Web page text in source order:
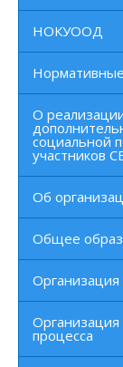
НОКУООД
О
социальной
участников
Об
Общее
Организация
Организация
процесса